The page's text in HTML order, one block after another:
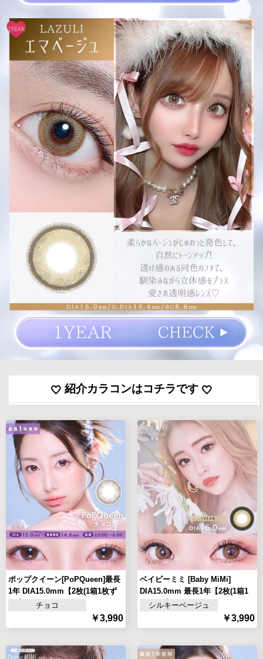
紹介カラコンはコチラです
ポップクイーン[PoPQueen]最長
1年 DIA15.0mm【2枚(1箱1枚ず
チョコ
￥3,990
ベイビーミミ [Baby MiMi]
DIA15.0mm 最長1年【2枚(1箱1
枚ずつ)】
シルキーベージュ
￥3,990